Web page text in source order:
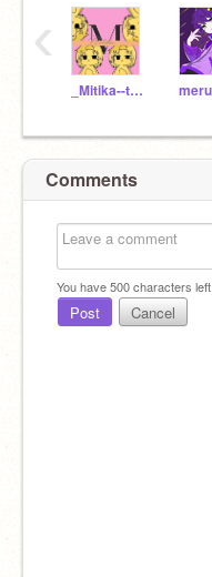
_Mitika--tsubakids_
‹
Comments
You have500characters left.
Post Cancel